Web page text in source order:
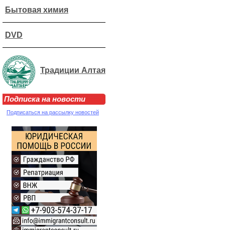
Бытовая химия
DVD
Традиции Алтая
Подписка на новости
Подписаться на рассылку новостей